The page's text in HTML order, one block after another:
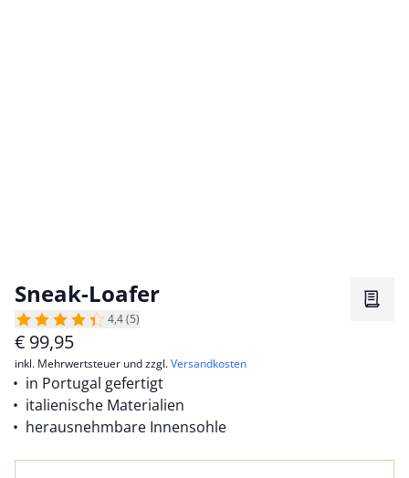
Sneak-Loafer
4,4 (5)
€ 99,95
inkl. Mehrwertsteuer und zzgl.Versandkosten
in Portugal gefertigt
italienische Materialien
herausnehmbare Innensohle